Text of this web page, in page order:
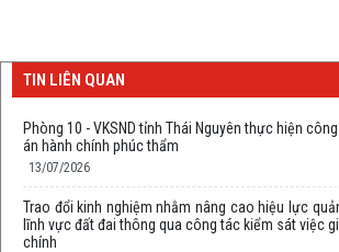
TIN LIÊN QUAN
Phòng 10 - VKSND tỉnh Thái Nguyên thực hiện
án hành chính phúc thẩm
13/07/2026
Trao đổi kinh nghiệm nhằm nâng cao hiệu lực
lĩnh vực đất đai thông qua công tác kiểm sát việc
chính